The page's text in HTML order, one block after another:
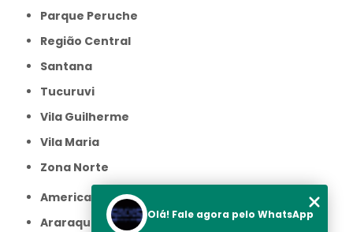
Parque Peruche
Região Central
Santana
Tucuruvi
Vila Guilherme
Vila Maria
Zona Norte
Americana
Araraquara
Olá! Fale agora pelo WhatsApp